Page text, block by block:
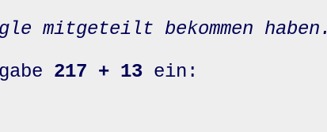
mitgeteilt bekommen haben.
217 + 13 ein: